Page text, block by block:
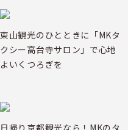
東山観光のひとときに「MKタ
クシー高台寺サロン」で心地
よいくつろぎを